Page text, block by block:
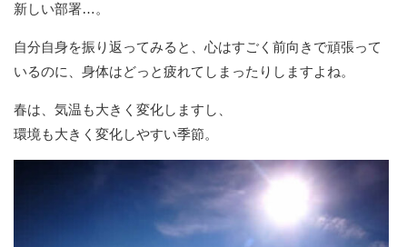
新しい部署…。
自分自身を振り返ってみると、心はすごく前向きで頑張って
いるのに、身体はどっと疲れてしまったりしますよね。
春は、気温も大きく変化しますし、
環境も大きく変化しやすい季節。